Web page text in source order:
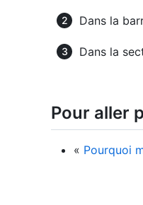
Dans la
Dans la
Pour aller
« Pourquoi